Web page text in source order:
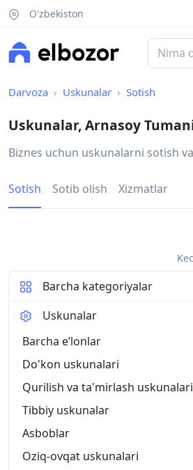
O'zbekiston
Darvoza Uskunalar Sotish
Uskunalar, Arnasoy
Biznes uchun uskunalarni sotish
Sotish Sotib olish Xizmatlar
Barcha kategoriyalar
Uskunalar
Barcha eʼlonlar
Do'kon uskunalari
Qurilish va ta'mirlash uskunalari
Tibbiy uskunalar
Asboblar
Oziq-ovqat uskunalari